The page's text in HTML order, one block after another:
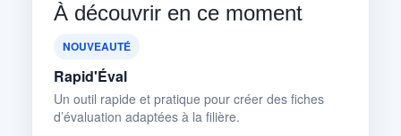
À découvrir en ce moment
NOUVEAUTÉ
Rapid'Éval
Un outil rapide et pratique pour créer des fiches
d’évaluation adaptées à la filière.